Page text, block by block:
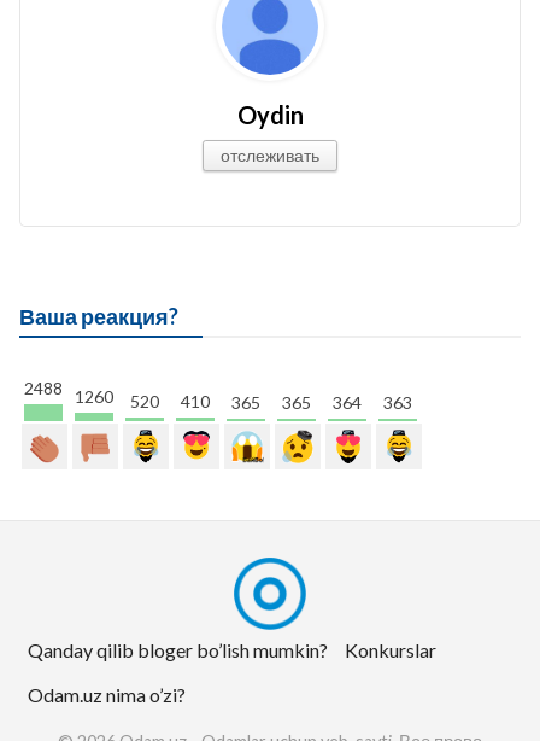
Oydin
отслеживать
Ваша реакция?
2488 1260 520 410 365 365 364 363
Qanday qilib bloger bo’lish mumkin?
Konkurslar
Odam.uz nima o’zi?